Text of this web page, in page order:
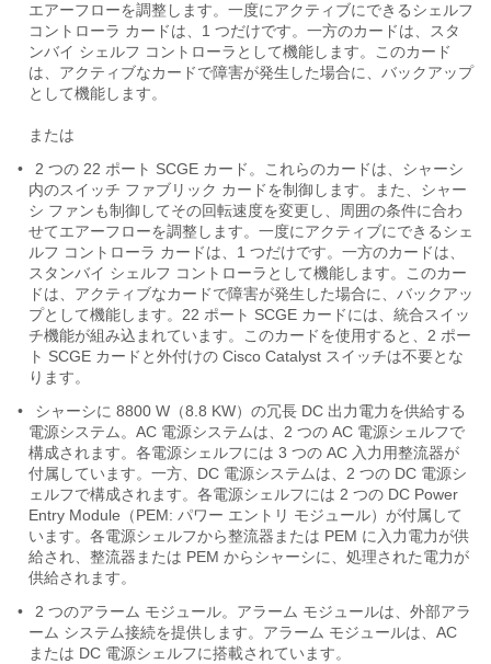
エアーフローを調整します。一度にアクティブにできるシェルフ
コントローラ カードは、1 つだけです。一方のカードは、スタ
ンバイ シェルフ コントローラとして機能します。このカード
は、アクティブなカードで障害が発生した場合に、バックアップ
として機能します。
または
•
2 つの 22 ポート SCGE カード。これらのカードは、シャーシ
内のスイッチ ファブリック カードを制御します。また、シャー
シ ファンも制御してその回転速度を変更し、周囲の条件に合わ
せてエアーフローを調整します。一度にアクティブにできるシェ
ルフ コントローラ カードは、1 つだけです。一方のカードは、
スタンバイ シェルフ コントローラとして機能します。このカー
ドは、アクティブなカードで障害が発生した場合に、バックアッ
プとして機能します。22 ポート SCGE カードには、統合スイッ
チ機能が組み込まれています。このカードを使用すると、2 ポー
ト SCGE カードと外付けの Cisco Catalyst スイッチは不要とな
ります。
•
シャーシに 8800 W（8.8 KW）の冗長 DC 出力電力を供給する
電源システム。AC 電源システムは、2 つの AC 電源シェルフで
構成されます。各電源シェルフには 3 つの AC 入力用整流器が
付属しています。一方、DC 電源システムは、2 つの DC 電源シ
ェルフで構成されます。各電源シェルフには 2 つの DC Power
Entry Module（PEM: パワー エントリ モジュール）が付属して
います。各電源シェルフから整流器または PEM に入力電力が供
給され、整流器または PEM からシャーシに、処理された電力が
供給されます。
•
2 つのアラーム モジュール。アラーム モジュールは、外部アラ
ーム システム接続を提供します。アラーム モジュールは、AC
または DC 電源シェルフに搭載されています。